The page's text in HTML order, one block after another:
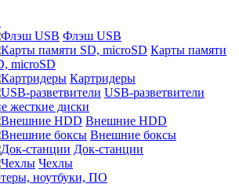
Флэш USB
Карты памяти
microSD
Картридеры
USB-разветвители
жесткие диски
Внешние HDD
Внешние боксы
Док-станции
Чехлы
ноутбуки, ПО